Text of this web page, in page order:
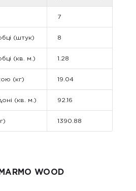
7
(штук) 8
(кв. м.) 1.28
(кг) 19.04
(кв. м.) 92.16
1390.88
WOOD